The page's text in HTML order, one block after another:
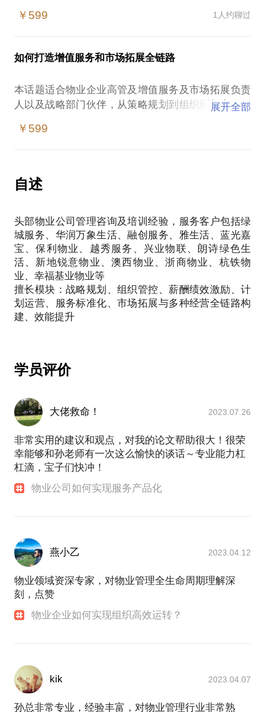
包装，产品手册，管理手册，sop手册和运营手册勾
￥599 1人约聊过
如何打造增值服务和市场拓展全链路
本话题适合物业企业高管及增值服务及市场拓展负责
人以及战略部门伙伴，从策略规划到组织到权责，到
物业，正商物业，幸福基业物业，众安物业等管理实
展开全部
￥599
自述
头部物业公司管理咨询及培训经验，服务客户包括绿
城服务、华润万象生活、融创服务、雅生活、蓝光嘉
宝、保利物业、越秀服务、兴业物联、朗诗绿色生
活、新地锐意物业、澳西物业、浙商物业、杭铁物
业、幸福基业物业等
擅长模块：战略规划、组织管控、薪酬绩效激励、计
划运营、服务标准化、市场拓展与多种经营全链路构
建、效能提升
学员评价
大佬救命！ 2023.07.26
非常实用的建议和观点，对我的论文帮助很大！很荣
幸能够和孙老师有一次这么愉快的谈话～专业能力杠
杠滴，宝子们快冲！
物业公司如何实现服务产品化
燕小乙 2023.04.12
物业领域资深专家，对物业管理全生命周期理解深
刻，点赞
物业企业如何实现组织高效运转？
kik 2023.04.07
孙总非常专业，经验丰富，对物业管理行业非常熟